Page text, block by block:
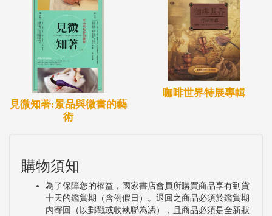
見微知著:景品與微書的藝
術
咖啡世界特展專輯
購物須知
為了保障您的權益，國家書店會員所購買商品享有到貨
十天的鑑賞期（含例假日）。退回之商品必須於鑑賞期
內寄回（以郵戳或收執聯為憑），且商品必須是全新狀